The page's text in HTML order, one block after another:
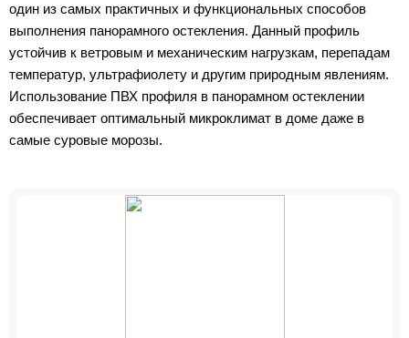
один из самых практичных и функциональных способов
выполнения панорамного остекления. Данный профиль
устойчив к ветровым и механическим нагрузкам, перепадам
температур, ультрафиолету и другим природным явлениям.
Использование ПВХ профиля в панорамном остеклении
обеспечивает оптимальный микроклимат в доме даже в
самые суровые морозы.